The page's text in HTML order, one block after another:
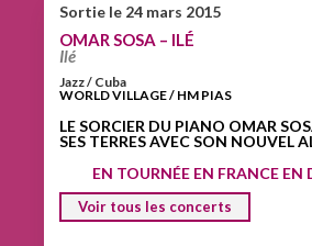
Sortie le 24 mars 2015
OMAR SOSA – ILÉ
Ilé
Jazz / Cuba
WORLD VILLAGE / HM PIAS
LE SORCIER DU PIANO OMAR
SES TERRES AVEC SON NOUVEL
EN TOURNÉE EN FRANCE EN
Voir tous les concerts